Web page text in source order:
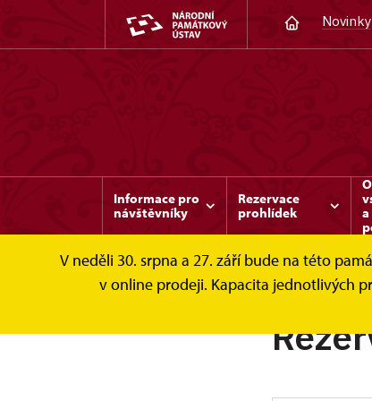
Novinky
Informace pro
návštěvníky
Rezervace
prohlídek
V neděli 30. srpna a 27. září bude na této
v online prodeji. Kapacita jednotlivých
Náchod Rezervace prohlídek